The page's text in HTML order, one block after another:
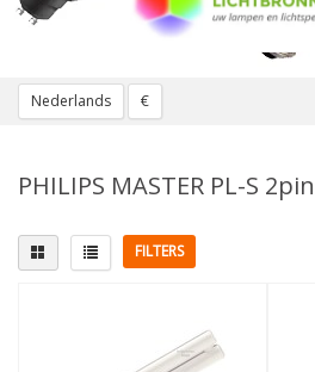
Nederlands €
PHILIPS MASTER PL-S 2pin
FILTERS
G23 (2 pinnen)(8)